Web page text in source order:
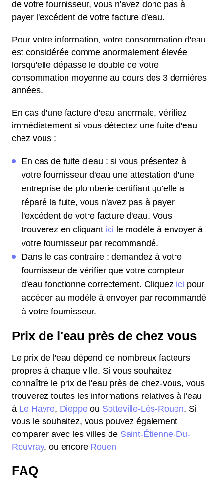
de votre fournisseur, vous n'avez donc pas à
payer l'excédent de votre facture d'eau.
Pour votre information, votre consommation d'eau
est considérée comme anormalement élevée
lorsqu'elle dépasse le double de votre
consommation moyenne au cours des 3 dernières
années.
En cas d'une facture d'eau anormale, vérifiez
immédiatement si vous détectez une fuite d'eau
chez vous :
En cas de fuite d'eau : si vous présentez à
votre fournisseur d'eau une attestation d'une
entreprise de plomberie certifiant qu'elle a
réparé la fuite, vous n'avez pas à payer
l'excédent de votre facture d'eau. Vous
trouverez en cliquant ici le modèle à envoyer à
votre fournisseur par recommandé.
Dans le cas contraire : demandez à votre
fournisseur de vérifier que votre compteur
d'eau fonctionne correctement. Cliquez ici pour
accéder au modèle à envoyer par recommandé
à votre fournisseur.
Prix de l'eau près de chez vous
Le prix de l'eau dépend de nombreux facteurs
propres à chaque ville. Si vous souhaitez
connaître le prix de l'eau près de chez-vous, vous
trouverez toutes les informations relatives à l'eau
à Le Havre, Dieppe ou Sotteville-Lès-Rouen. Si
vous le souhaitez, vous pouvez également
comparer avec les villes de Saint-Étienne-Du-
Rouvray, ou encore Rouen
FAQ